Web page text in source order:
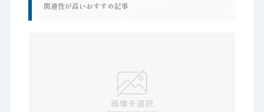
関連性が高いおすすめ記事